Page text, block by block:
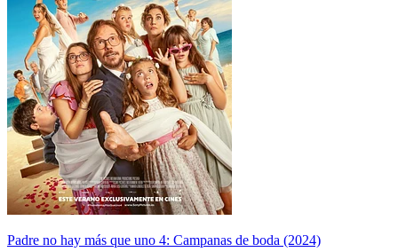
Padre no hay más que uno 4: Campanas de boda (2024)